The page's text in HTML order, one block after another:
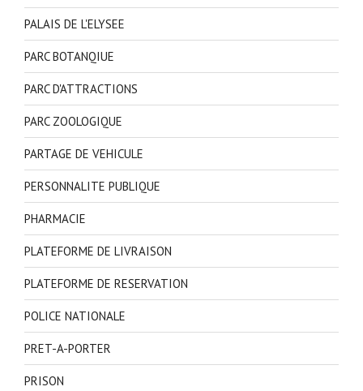
PALAIS DE L'ELYSEE
PARC BOTANQIUE
PARC D'ATTRACTIONS
PARC ZOOLOGIQUE
PARTAGE DE VEHICULE
PERSONNALITE PUBLIQUE
PHARMACIE
PLATEFORME DE LIVRAISON
PLATEFORME DE RESERVATION
POLICE NATIONALE
PRET-A-PORTER
PRISON